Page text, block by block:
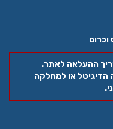
ההעלאה לאתר.
הדיגיטל או למחלקה